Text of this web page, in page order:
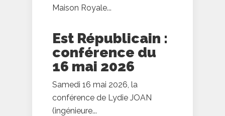
Maison Royale...
Est Républicain :
conférence du
16 mai 2026
Samedi 16 mai 2026, la
conférence de Lydie JOAN
(ingénieure...